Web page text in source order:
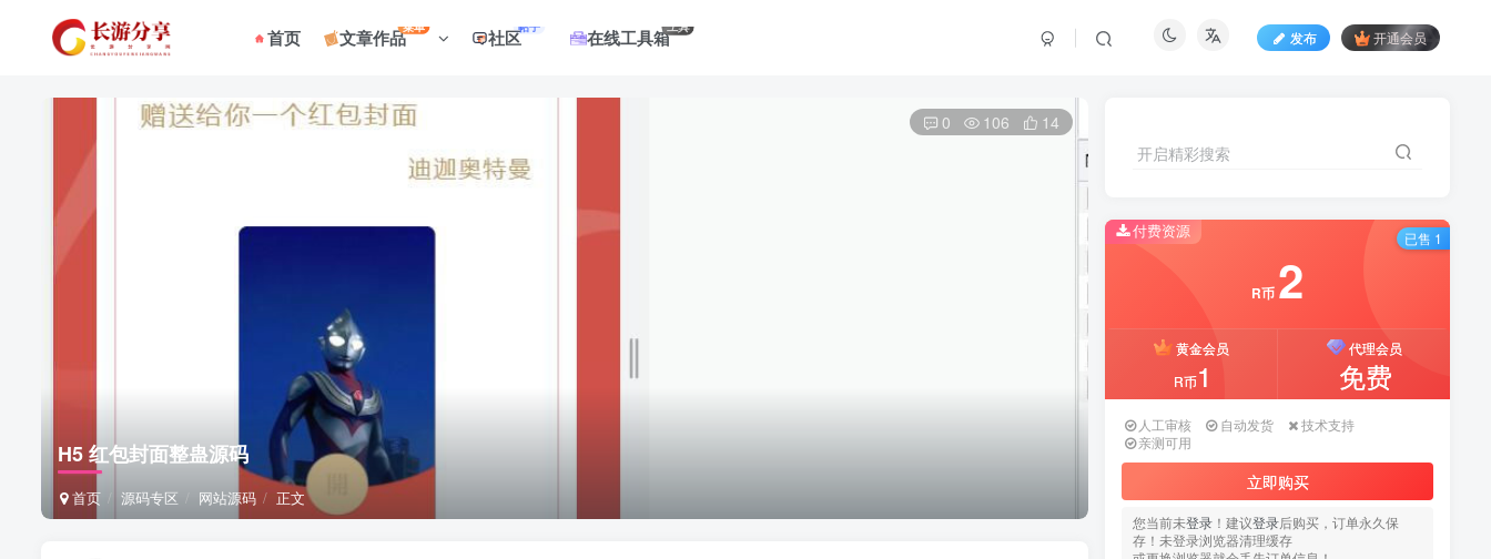
首页 文章作品菜单 社区帖子 在线工具箱工具
发布 开通会员
H5 红包封面整蛊源码
首页 源码专区 网站源码 正文
0 106 14
开启精彩搜索
付费资源
R币 2
黄金会员
R币1
代理会员
免费
人工审核 自动发货
技术支持
亲测可用
立即购买
您当前未登录 ！建议登录后购买，订单永久保
存！未登录浏览器清理缓存
已售 1